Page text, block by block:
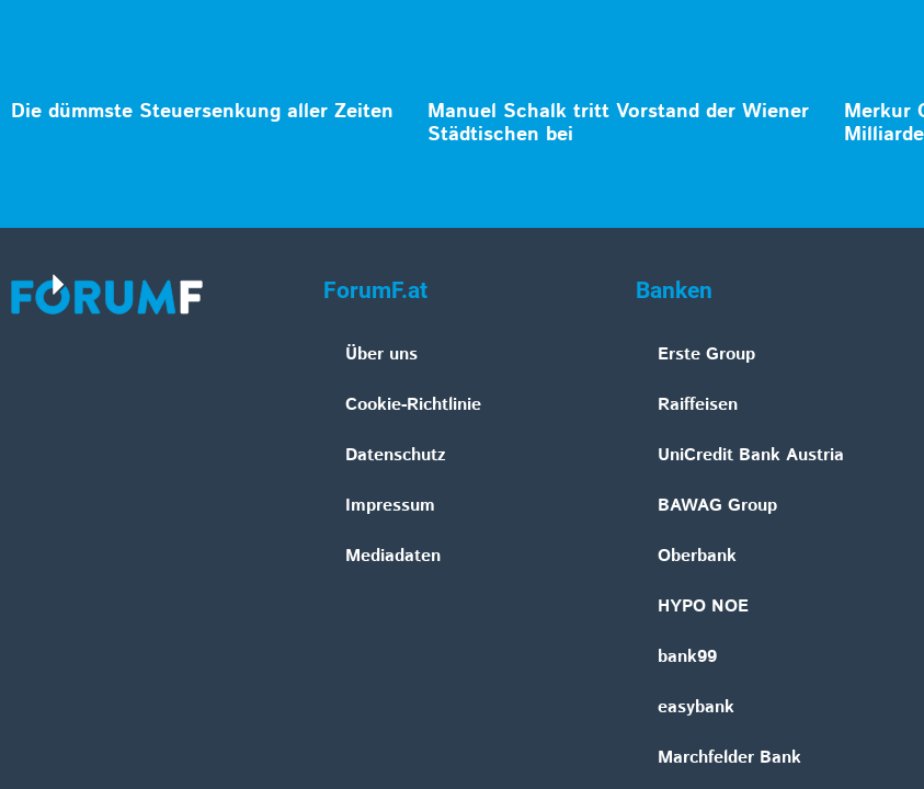
Die dümmste Steuersenkung aller Zeiten
Manuel Schalk tritt Vorstand der Wiener
Städtischen bei
Merkur
ForumF.at
Über uns
Cookie-Richtlinie
Datenschutz
Impressum
Mediadaten
Banken
Erste Group
Raiffeisen
UniCredit Bank Austria
BAWAG Group
Oberbank
HYPO NOE
bank99
easybank
Marchfelder Bank